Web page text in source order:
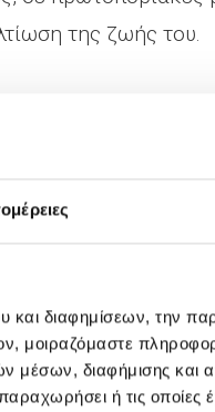
και διαφημίσεων, την
μοιραζόμαστε
μέσων, διαφήμισης και
ή τις οποίες
της ζωής του.
07/2026